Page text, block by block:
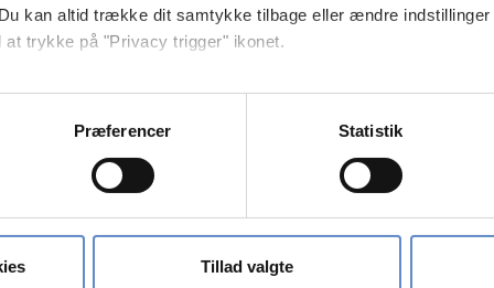
kan altid trække dit samtykke tilbage eller ændre indstillinger
at trykke på "Privacy trigger" ikonet.
gerne:
om din placering, der kan være nøjagtig inden for få
vores indhold og annoncer, til at vise dig funktioner til sociale
om din brug af vores hjemmeside med vores partnere
Præferencer Statistik
Tillad valgte
380,00 kr. 475,00 kr.
555,00 kr.
650,00 kr.